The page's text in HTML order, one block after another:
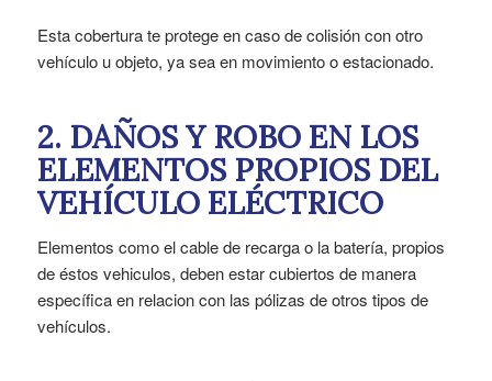
Esta cobertura te protege en caso de colisión con otro
vehículo u objeto, ya sea en movimiento o estacionado.
2. DAÑOS Y ROBO EN LOS
ELEMENTOS PROPIOSDEL
VEHÍCULO ELÉCTRICO
Elementos como el cable de recarga o la batería, propios
de éstos vehiculos, deben estar cubiertos de manera
específica en relacion con las pólizas de otros tipos de
vehículos.